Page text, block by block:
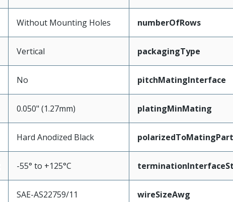
Without Mounting Holes numberOfRows
Vertical packagingType
No pitchMatingInterface
0.050" (1.27mm) platingMinMating
Hard Anodized Black polarizedToMatingPart
-55° to +125°C
SAE-AS22759/11 wireSizeAwg